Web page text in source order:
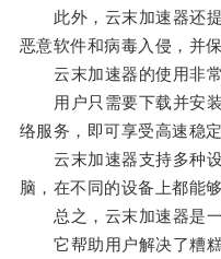
此外，云末加速器还提
恶意软件和病毒入侵，并
云末加速器的使用非常
用户只需要下载并安装
络服务，即可享受高速稳
云末加速器支持多种设
脑，在不同的设备上都能
总之，云末加速器是一
它帮助用户解决了糟糕